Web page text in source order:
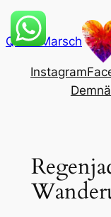
Zum
Inhalt
springen
QueerMarsch
Instagram